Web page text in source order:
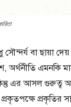
সৌন্দর্য বা ছায়া
অর্থনীতি এমনকি
এর আসল গুরুত্ব
প্রকৃতির